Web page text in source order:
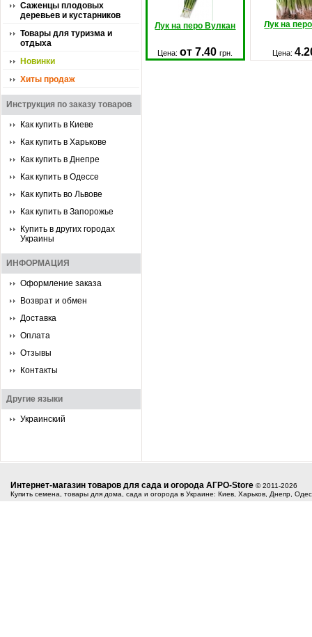
Саженцы плодовых
деревьев и кустарников
Товары для туризма и
отдыха
Новинки
Хиты продаж
Инструкция по заказу товаров
Как купить в Киеве
Как купить в Харькове
Как купить в Днепре
Как купить в Одессе
Как купить во Львове
Как купить в Запорожье
Купить в других городах
Украины
ИНФОРМАЦИЯ
Оформление заказа
Возврат и обмен
Доставка
Оплата
Отзывы
Контакты
Другие языки
Украинский
Лук на перо Вулкан Лук на
Цена:от 7.40грн. Цена:
Интернет-магазин товаров для сада и огорода АГРО-Store © 2011-2026
Купить семена, товары для дома, сада и огорода в Украине: Киев, Харьков, Днепр,